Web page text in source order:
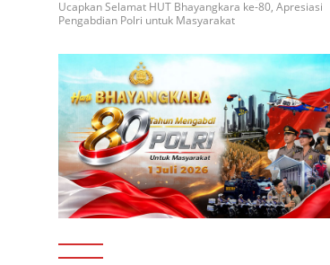
Ucapkan Selamat HUT Bhayangkara ke-80, Apresiasi
Pengabdian Polri untuk Masyarakat